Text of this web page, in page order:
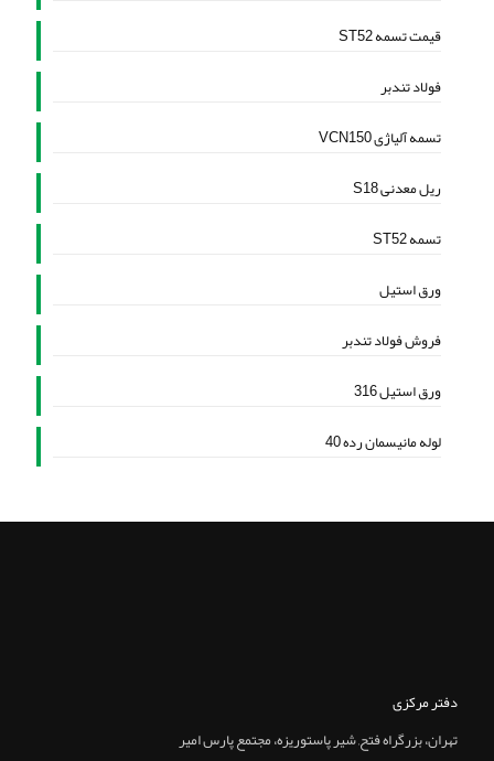
قیمت تسمه ST52
فولاد تندبر
تسمه آلیاژی VCN150
ریل معدنی S18
تسمه ST52
ورق استیل
فروش فولاد تندبر
ورق استیل 316
لوله مانیسمان رده 40
دفتر مرکزی
تهران، بزرگراه فتح, شير پاستوريزه، مجتمع پارس امير